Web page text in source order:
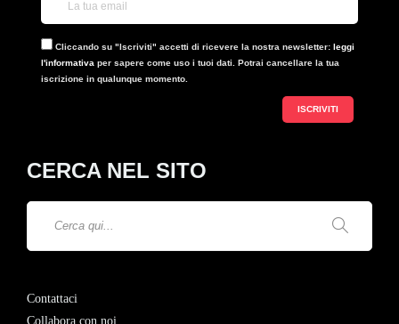
Cliccando su "Iscriviti" accetti di ricevere la nostra newsletter: leggi
l'informativa per sapere come uso i tuoi dati. Potrai cancellare la tua
iscrizione in qualunque momento.
CERCA NEL SITO
Contattaci
Collabora con noi